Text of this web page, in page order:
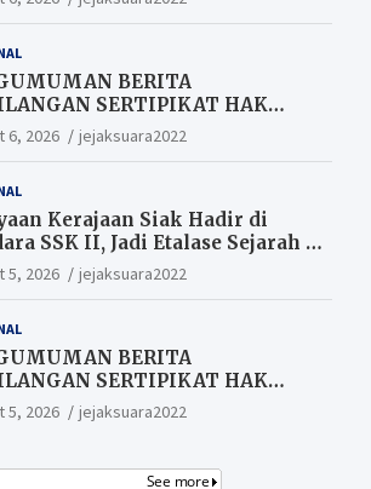
Raih Hadiah
BERITA
SERTIPIKAT HAK
(SHM).
6, 2026 jejaksuara2022
Kerajaan Siak Hadir di
SSK II, Jadi Etalase Sejarah di
Riau
5, 2026 jejaksuara2022
BERITA
SERTIPIKAT HAK
(SHM).
5, 2026 jejaksuara2022